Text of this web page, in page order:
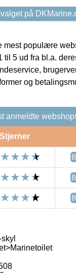
på
mest populære
til 5 ud fra bl.a.
og
anmeldte
Stjerner